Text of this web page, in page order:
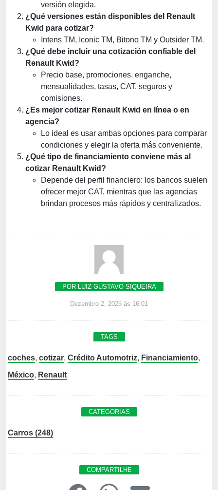
versión elegida.
¿Qué versiones están disponibles del Renault
Kwid para cotizar?
Intens TM, Iconic TM, Bitono TM y Outsider TM.
¿Qué debe incluir una cotización confiable del
Renault Kwid?
Precio base, promociones, enganche,
mensualidades, tasas, CAT, seguros y
comisiones.
¿Es mejor cotizar Renault Kwid en línea o en
agencia?
Lo ideal es usar ambas opciones para comparar
condiciones y elegir la oferta más conveniente.
¿Qué tipo de financiamiento conviene más al
cotizar Renault Kwid?
Depende del perfil financiero: los bancos suelen
ofrecer mejor CAT, mientras que las agencias
brindan procesos más rápidos y centralizados.
POR LUIZ GUSTAVO SIQUEIRA
Dezembro 2, 2025 às 16:01
TAGS
coches, cotizar, Crédito Automotriz, Financiamiento,
México, Renault
CATEGORIAS
Carros (248)
COMPARTILHE